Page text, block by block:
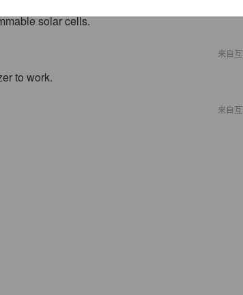
solar cells.
来自
to work.
来自